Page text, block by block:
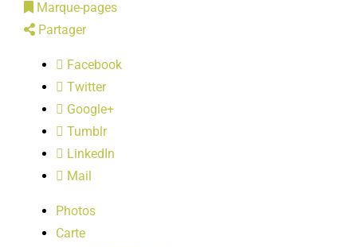
SERVICES MUNICIPAUX
PRATIQUE
LOISIRS
PUBLICATIONS
Marque-pages
Partager
Facebook
Twitter
Google+
Tumblr
LinkedIn
Mail
Photos
Carte